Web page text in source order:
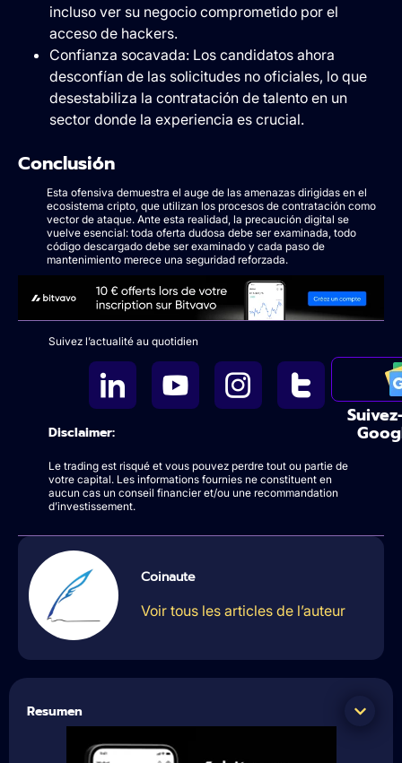
incluso ver su negocio comprometido por el
acceso de hackers.
Confianza socavada: Los candidatos ahora
desconfían de las solicitudes no oficiales, lo que
desestabiliza la contratación de talento en un
sector donde la experiencia es crucial.
Conclusión
Esta ofensiva demuestra el auge de las amenazas dirigidas en el
ecosistema cripto, que utilizan los procesos de contratación como
vector de ataque. Ante esta realidad, la precaución digital se
vuelve esencial: toda oferta dudosa debe ser examinada, todo
código descargado debe ser examinado y cada paso de
mantenimiento merece una seguridad reforzada.
Suivez l’actualité au quotidien
Disclaimer:
Le trading est risqué et vous pouvez perdre tout ou partie de
votre capital. Les informations fournies ne constituent en
aucun cas un conseil financier et/ou une recommandation
d’investissement.
Coinaute
Voir tous les articles de l’auteur
Resumen